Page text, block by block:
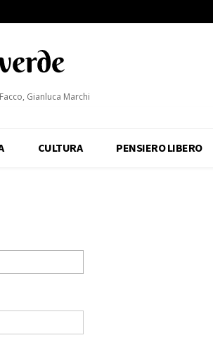
Gianluca Marchi
CULTURA PENSIERO LIBERO